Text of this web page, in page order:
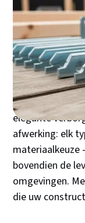
Een
constructie. Of
dakconstructie
juiste metalen
onwrikbare
welke verbinder
robuuste
elegante
afwerking: elk
materiaalkeuze
bovendien de
omgevingen.
die uw